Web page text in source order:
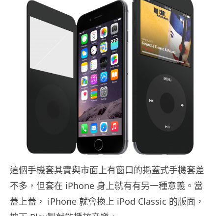
這個手機套其實與市面上有窗口的揭蓋式手機套差
不多，但套在 iPhone 身上就有有另一種意義。當
蓋上蓋， iPhone 就會換上 iPod Classic 的版面，